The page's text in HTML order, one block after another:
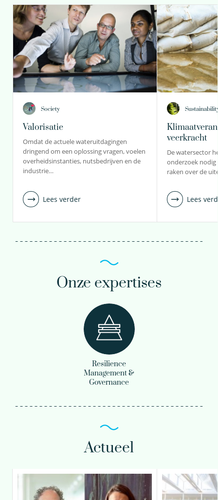
Society
Valorisatie
Omdat de actuele wateruitdagingen
dringend om een oplossing vragen, voelen
overheidsinstanties, nutsbedrijven en de
industrie…
Lees verder
veerkracht
De watersector
onderzoek
raken over de
Lees
Onze expertises
Resilience
Management &
Governance
Actueel